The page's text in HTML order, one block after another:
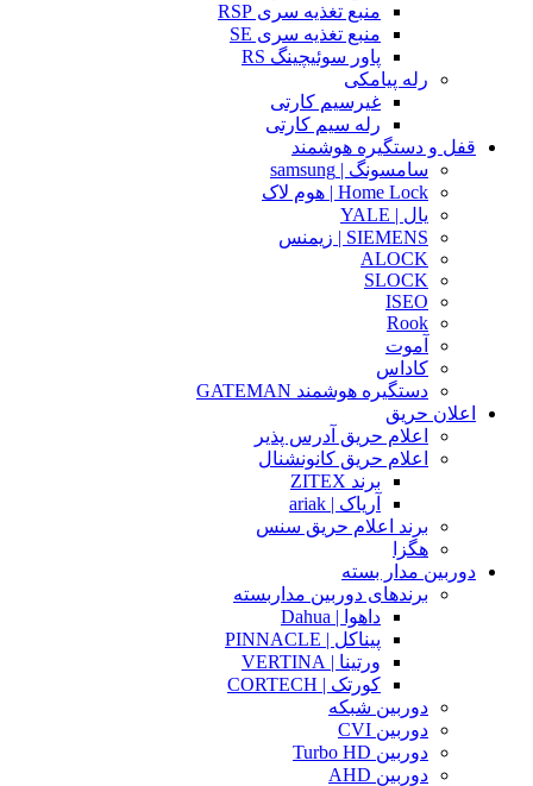
منبع تغذیه سری RSP
منبع تغذیه سری SE
پاور سوئیچینگ RS
رله پیامکی
غیرسیم کارتی
رله سیم کارتی
قفل و دستگیره هوشمند
سامسونگ | samsung
Home Lock | هوم لاک
یال | YALE
SIEMENS | زیمنس
ALOCK
SLOCK
ISEO
Rook
آموت
کاداس
دستگیره هوشمند GATEMAN
اعلان حریق
اعلام حریق آدرس پذیر
اعلام حریق کانونشنال
برند ZITEX
آریاک | ariak
برند اعلام حریق سنس
هگزا
دوربین مدار بسته
برندهای دوربین مداربسته
داهوا | Dahua
پیناکل | PINNACLE
ورتینا | VERTINA
کورتک | CORTECH
دوربین شبکه
دوربین CVI
دوربین Turbo HD
دوربین AHD